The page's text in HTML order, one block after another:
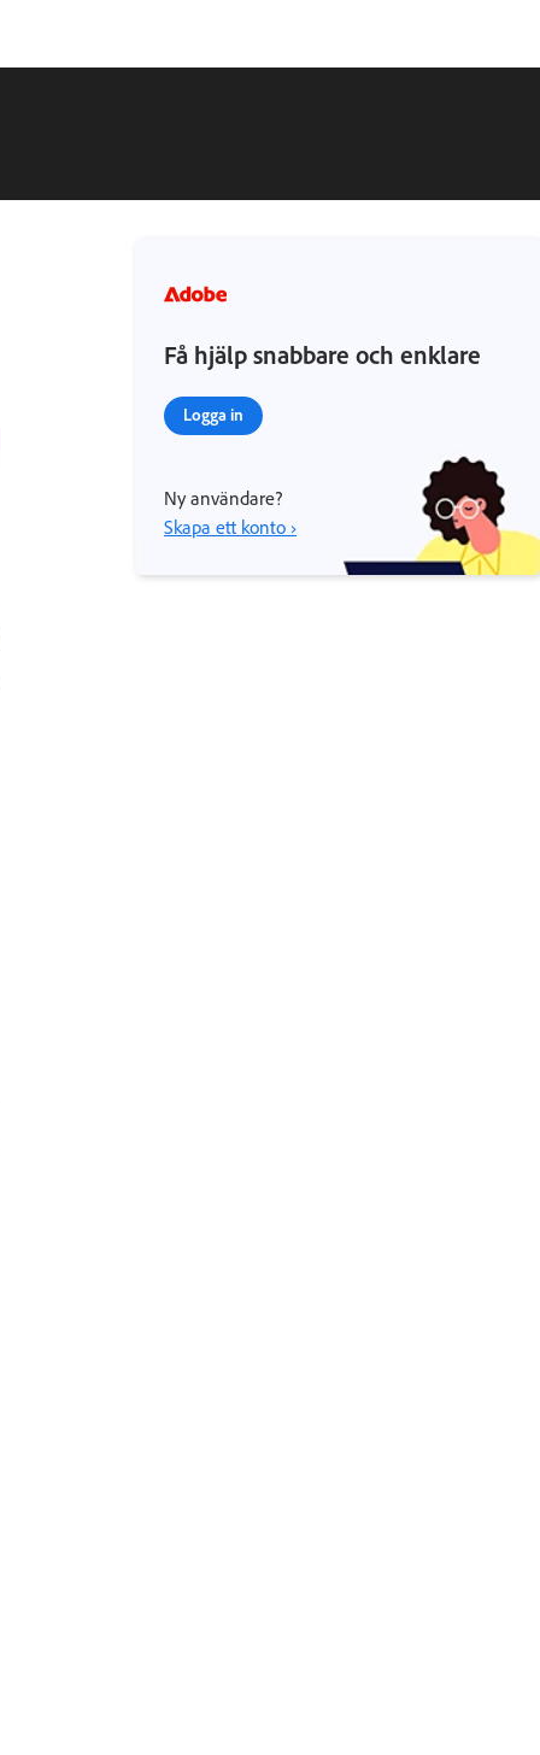
Få hjälp snabbare och enklare
Logga in
Ny användare?
Skapa ett konto ›